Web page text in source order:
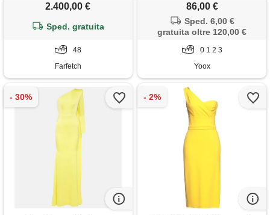
2.400,00 €
Sped. gratuita
48
Farfetch
86,00 €
Sped. 6,00 €
gratuita oltre 120,00 €
0 1 2 3
Yoox